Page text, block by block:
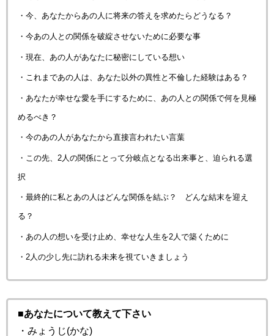
・今、あなたからあの人に将来の答えを求めたらどうなる？
・今あの人との関係を破綻させないために必要な事
・現在、あの人があなたに秘密にしている想い
・これまであの人は、あなた以外の異性と不倫した経験はある？
・あなたが幸せな愛を手にするために、あの人との関係で何を見極
めるべき？
・今のあの人があなたから直接言われたい言葉
・この先、2人の関係にとって分岐点となる出来事と、迫られる選
択
・最終的に私とあの人はどんな関係を結ぶ？ どんな結末を迎え
る？
・あの人の想いを受け止め、幸せな人生を2人で築くために
・2人の少し先に訪れる未来を視ていきましょう
■あなたについて教えて下さい
・みょうじ(かな)